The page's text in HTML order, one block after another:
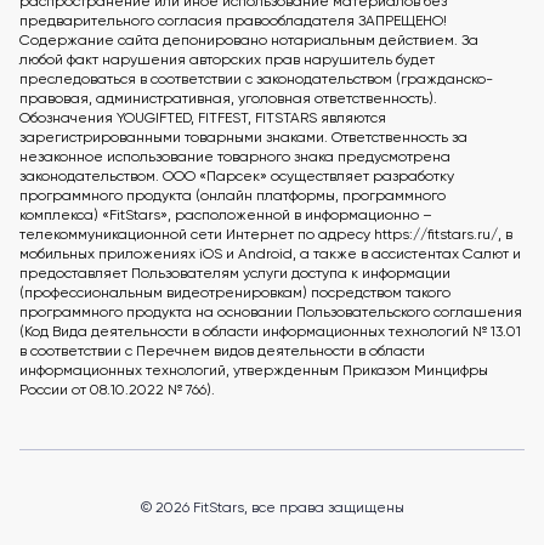
предварительного согласия правообладателя ЗАПРЕЩЕНО!
Содержание сайта депонировано нотариальным действием. За
любой факт нарушения авторских прав нарушитель будет
преследоваться в соответствии с законодательством (гражданско-
правовая, административная, уголовная ответственность).
Обозначения YOUGIFTED, FITFEST, FITSTARS являются
зарегистрированными товарными знаками. Ответственность за
незаконное использование товарного знака предусмотрена
законодательством. ООО «Парсек» осуществляет разработку
программного продукта (онлайн платформы, программного
комплекса) «FitStars», расположенной в информационно –
телекоммуникационной сети Интернет по адресу https://fitstars.ru/, в
мобильных приложениях iOS и Android, а также в ассистентах Салют и
предоставляет Пользователям услуги доступа к информации
(профессиональным видеотренировкам) посредством такого
программного продукта на основании Пользовательского соглашения
(Код Вида деятельности в области информационных технологий № 13.01
в соответствии с Перечнем видов деятельности в области
информационных технологий, утвержденным Приказом Минцифры
России от 08.10.2022 № 766).
© 2026 FitStars, все права защищены